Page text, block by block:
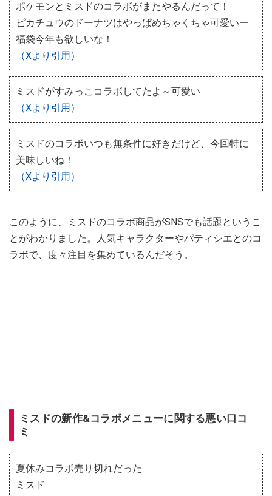
ポケモンとミスドのコラボがまたやるんだって！
ピカチュウのドーナツはやっぱめちゃくちゃ可愛いー
福袋今年も欲しいな！
（Xより引用）
ミスドがすみっこコラボしてたよ～可愛い
（Xより引用）
ミスドのコラボいつも無条件に好きだけど、今回特に
美味しいね！
（Xより引用）
このように、ミスドのコラボ商品がSNSでも話題というこ
とがわかりました。人気キャラクターやパティシエとのコ
ラボで、度々注目を集めているんだそう。
ミスドの新作&コラボメニューに関する悪い口コ
ミ
夏休みコラボ売り切れだった
ミスド